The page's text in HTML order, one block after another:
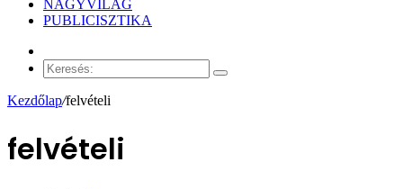
NAGYVILÁG
PUBLICISZTIKA
cikk
Keresés:
Kezdőlap/felvételi
felvételi